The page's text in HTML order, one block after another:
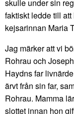
skulle under sin
faktiskt ledde till
kejsarinnan Maria
Jag märker att vi
Rohrau och
Haydns far
ärvt från sin far,
Rohrau. Mamma
slottet innan hon